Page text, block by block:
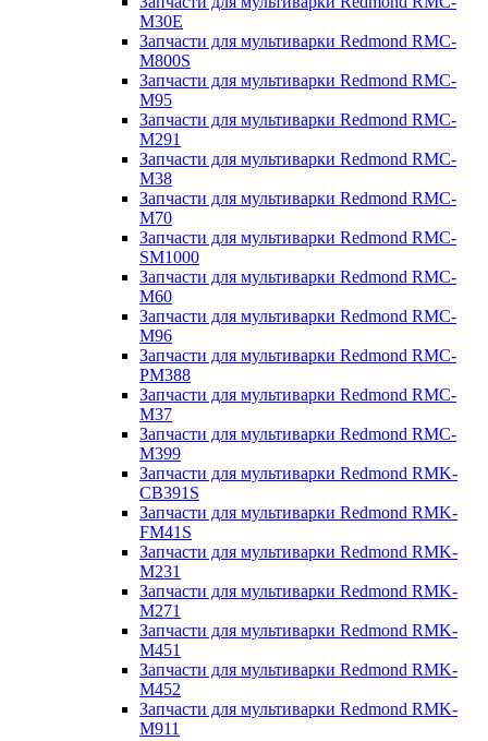
M30E
Запчасти для мультиварки Redmond RMC-
M800S
Запчасти для мультиварки Redmond RMC-
M95
Запчасти для мультиварки Redmond RMC-
M291
Запчасти для мультиварки Redmond RMC-
M38
Запчасти для мультиварки Redmond RMC-
M70
Запчасти для мультиварки Redmond RMC-
SM1000
Запчасти для мультиварки Redmond RMC-
M60
Запчасти для мультиварки Redmond RMC-
M96
Запчасти для мультиварки Redmond RMC-
PM388
Запчасти для мультиварки Redmond RMC-
M37
Запчасти для мультиварки Redmond RMC-
M399
Запчасти для мультиварки Redmond RMK-
CB391S
Запчасти для мультиварки Redmond RMK-
FM41S
Запчасти для мультиварки Redmond RMK-
M231
Запчасти для мультиварки Redmond RMK-
M271
Запчасти для мультиварки Redmond RMK-
M451
Запчасти для мультиварки Redmond RMK-
M452
Запчасти для мультиварки Redmond RMK-
M911